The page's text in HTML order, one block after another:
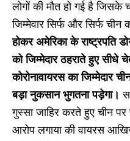
लोगों की मौत हो गई है जिसके
जिम्मेवार सिर्फ और सिर्फ
होकर अमेरिका के राष्ट्रपति
को जिम्मेदार ठहराते हुए सीधे
कोरोनावायरस का जिम्मेदार
बड़ा नुकसान भुगतना पड़ेगा।
गुस्सा जाहिर करते हुए चीन पर
आरोप लगाया की वायरस